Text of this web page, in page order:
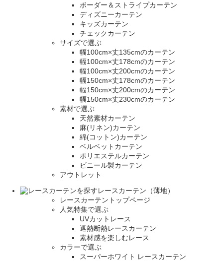
ボーダー＆ストライプカーテン
ディズニーカーテン
キッズカーテン
チェックカーテン
サイズで選ぶ
幅100cm×丈135cmのカーテン
幅100cm×丈178cmのカーテン
幅100cm×丈200cmのカーテン
幅150cm×丈178cmのカーテン
幅150cm×丈200cmのカーテン
幅150cm×丈230cmのカーテン
素材で選ぶ
天然素材カーテン
麻(リネン)カーテン
綿(コットン)カーテン
ベルベットカーテン
ポリエステルカーテン
ビニール製カーテン
アウトレット
レースカーテン（薄地）
レースカーテントップページ
人気特集で選ぶ
UVカットレース
遮熱断熱レースカーテン
素材感を楽しむレース
カラーで選ぶ
スーパーホワイト レースカーテン